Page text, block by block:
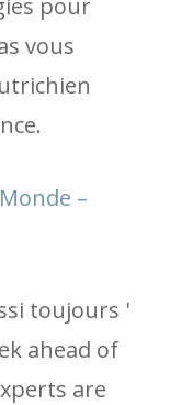
pour
vous
–
toujours '
ahead of
are